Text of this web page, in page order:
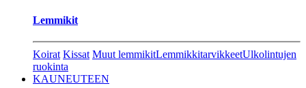
Lemmikit
Koirat Kissat Muut lemmikitLemmikkitarvikkeetUlkolintujen
ruokinta
KAUNEUTEEN